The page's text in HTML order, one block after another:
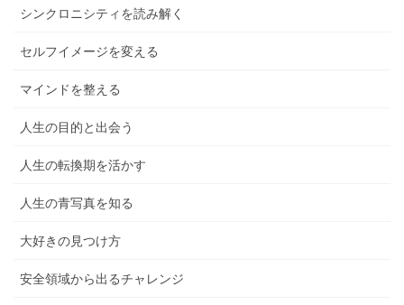
シンクロニシティを読み解く
セルフイメージを変える
マインドを整える
人生の目的と出会う
人生の転換期を活かす
人生の青写真を知る
大好きの見つけ方
安全領域から出るチャレンジ